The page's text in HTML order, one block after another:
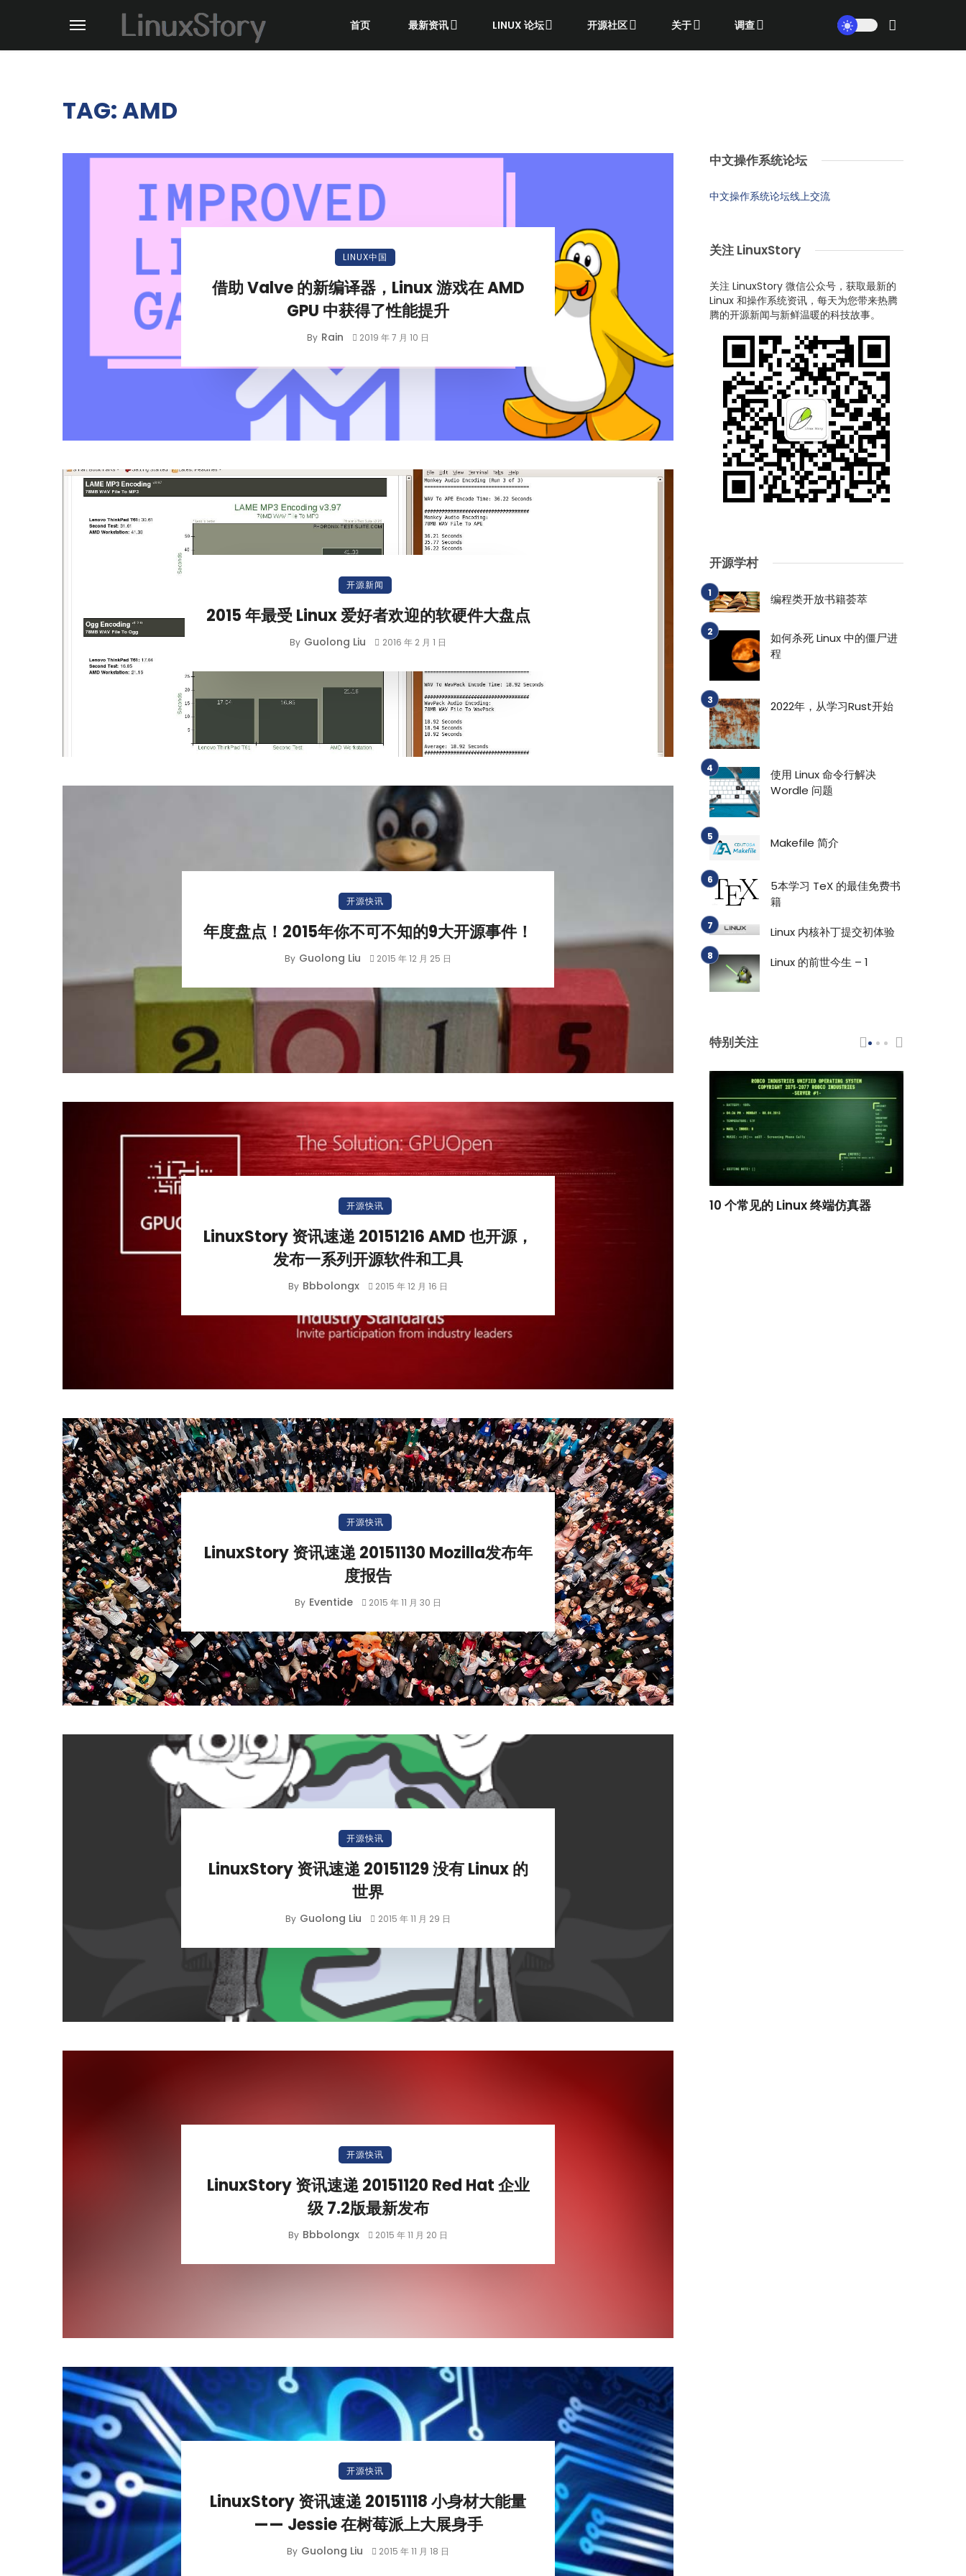
首页 最新资讯 LINUX 论坛 开源社区 关于 调查
TAG: AMD
LINUX中国
借助 Valve 的新编译器，Linux 游戏在 AMD
GPU 中获得了性能提升
By Rain 2019 年 7 月 10 日
开源新闻
2015 年最受 Linux 爱好者欢迎的软硬件大盘点
By Guolong Liu 2016 年 2 月 1 日
开源快讯
年度盘点！2015年你不可不知的9大开源事件！
By Guolong Liu 2015 年 12 月 25 日
开源快讯
LinuxStory 资讯速递 20151216 AMD 也开源，
发布一系列开源软件和工具
By Bbbolongx 2015 年 12 月 16 日
开源快讯
LinuxStory 资讯速递 20151130 Mozilla发布年
度报告
By Eventide 2015 年 11 月 30 日
开源快讯
LinuxStory 资讯速递 20151129 没有 Linux 的
世界
By Guolong Liu 2015 年 11 月 29 日
开源快讯
LinuxStory 资讯速递 20151120 Red Hat 企业
级 7.2版最新发布
By Bbbolongx 2015 年 11 月 20 日
开源快讯
LinuxStory 资讯速递 20151118 小身材大能量
—— Jessie 在树莓派上大展身手
By Guolong Liu 2015 年 11 月 18 日
中文操作系统论坛
中文操作系统论坛线上交流
关注 LinuxStory
关注 LinuxStory 微信公众号，获取最新的
Linux 和操作系统资讯，每天为您带来热腾
腾的开源新闻与新鲜温暖的科技故事。
开源学村
编程类开放书籍荟萃
如何杀死 Linux 中的僵尸进
程
2022年，从学习Rust开始
使用 Linux 命令行解决
Wordle 问题
Makefile 简介
5本学习 TeX 的最佳免费书
籍
Linux 内核补丁提交初体验
Linux 的前世今生 – 1
特别关注
小白观察：Let&apos;s Encrpt 正
过渡到 ISRG Root
更开放的分布式事务 | Fescar 品牌
10 个常见的 Linux 终端仿真器